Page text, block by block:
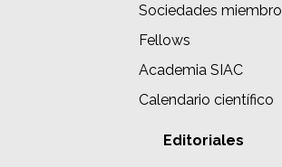
Sociedades miembro
Fellows
Academia SIAC
Calendario científico
Editoriales